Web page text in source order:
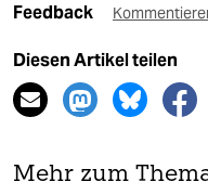
Feedback
Diesen Artikel teilen
Mehr zum